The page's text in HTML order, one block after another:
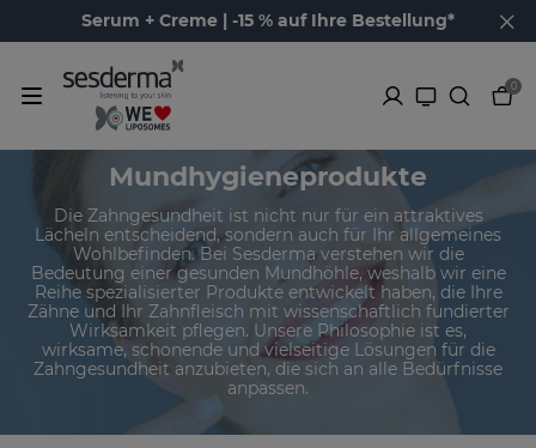
Serum + Creme | -15 % auf Ihre Bestellung*
0
Mundhygieneprodukte
Die Zahngesundheit ist nicht nur für ein attraktives
Lächeln entscheidend, sondern auch für Ihr allgemeines
Wohlbefinden. Bei Sesderma verstehen wir die
Bedeutung einer gesunden Mundhöhle, weshalb wir eine
Reihe spezialisierter Produkte entwickelt haben, die Ihre
Zähne und Ihr Zahnfleisch mit wissenschaftlich fundierter
Wirksamkeit pflegen. Unsere Philosophie ist es,
wirksame, schonende und vielseitige Lösungen für die
Zahngesundheit anzubieten, die sich an alle Bedürfnisse
anpassen.